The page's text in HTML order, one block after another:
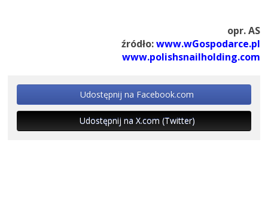
opr. AS
źródło:www.wGospodarce.pl
www.polishsnailholding.com
Udostępnij na Facebook.com
Udostępnij na X.com (Twitter)